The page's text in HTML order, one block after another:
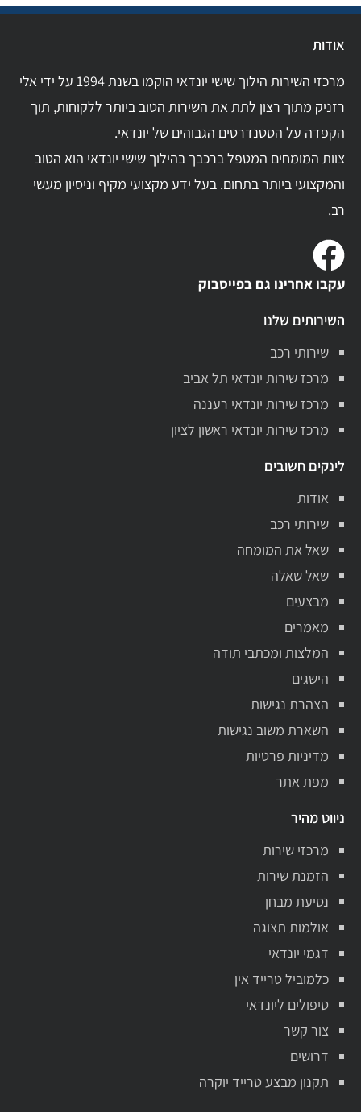
אודות
מרכזי השירות הילוך שישי יונדאי הוקמו בשנת 1994 על ידי אלי
רזניק מתוך רצון לתת את השירות הטוב ביותר ללקוחות, תוך
הקפדה על הסטנדרטים הגבוהים של יונדאי.
צוות המומחים המטפל ברכבך בהילוך שישי יונדאי הוא הטוב
והמקצועי ביותר בתחום. בעל ידע מקצועי מקיף וניסיון מעשי
רב.
עקבו אחרינו גם בפייסבוק
השירותים שלנו
שירותי רכב
מרכז שירות יונדאי תל אביב
מרכז שירות יונדאי רעננה
מרכז שירות יונדאי ראשון לציון
לינקים חשובים
אודות
שירותי רכב
שאל את המומחה
שאל שאלה
מבצעים
מאמרים
המלצות ומכתבי תודה
הישגים
הצהרת נגישות
השארת משוב נגישות
מדיניות פרטיות
מפת אתר
ניווט מהיר
מרכזי שירות
הזמנת שירות
נסיעת מבחן
אולמות תצוגה
דגמי יונדאי
כלמוביל טרייד אין
טיפולים ליונדאי
צור קשר
דרושים
תקנון מבצע טרייד יוקרה